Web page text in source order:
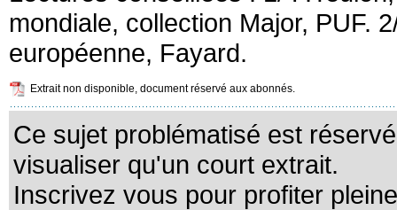
mondiale, collection Major, PUF.
européenne, Fayard.
Extrait non disponible, document réservé aux abonnés.
Ce sujet problématisé est
visualiser qu'un court extrait.
Inscrivez vous pour profiter